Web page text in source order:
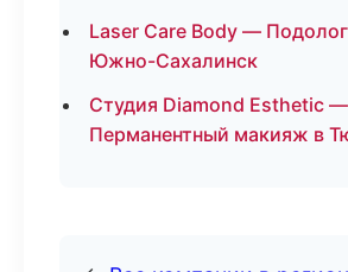
Laser Care Body —
Южно-Сахалинск
Студия Diamond Esthetic —
Перманентный макияж в